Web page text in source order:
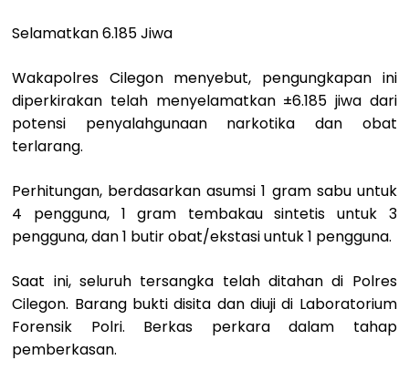
Selamatkan 6.185 Jiwa
Wakapolres Cilegon menyebut, pengungkapan ini
diperkirakan telah menyelamatkan ±6.185 jiwa dari
potensi penyalahgunaan narkotika dan obat
terlarang.
Perhitungan, berdasarkan asumsi 1 gram sabu untuk
4 pengguna, 1 gram tembakau sintetis untuk 3
pengguna, dan 1 butir obat/ekstasi untuk 1 pengguna.
Saat ini, seluruh tersangka telah ditahan di Polres
Cilegon. Barang bukti disita dan diuji di Laboratorium
Forensik Polri. Berkas perkara dalam tahap
pemberkasan.